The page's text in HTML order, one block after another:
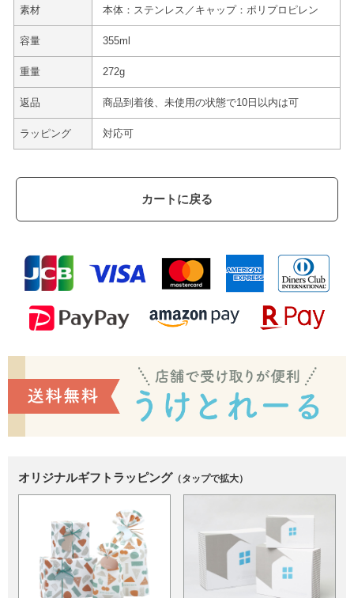
素材 本体：ステンレス／キャップ：ポリプロピレン
容量 355ml
重量 272g
返品 商品到着後、未使用の状態で10日以内は可
ラッピング 対応可
カートに戻る
オリジナルギフトラッピング （タップで拡大）